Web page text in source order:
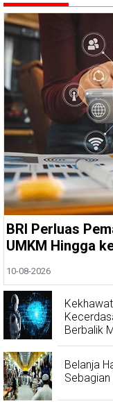
BRI Perluas
UMKM Hingga
10-08-2026
Berbalik
Belanja